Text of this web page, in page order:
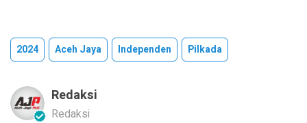
2024 Aceh Jaya Independen Pilkada
Redaksi
Redaksi